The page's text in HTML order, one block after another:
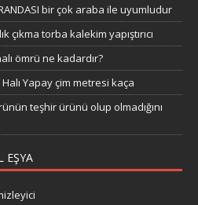
bir çok araba ile uyumludur
çıkma torba kalekim yapıştırıcı
ömrü ne kadardır?
Yapay çim metresi kaça
teşhir ürünü olup olmadığını
EŞYA